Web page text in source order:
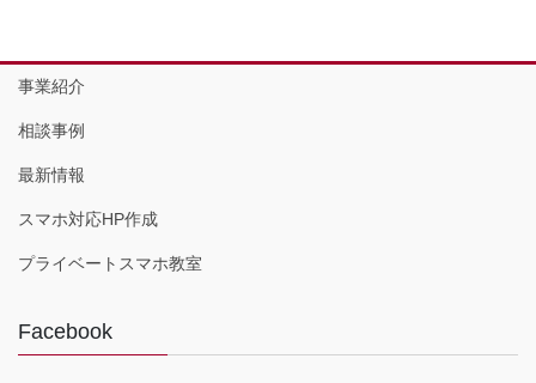
事業紹介
相談事例
最新情報
スマホ対応HP作成
プライベートスマホ教室
Facebook